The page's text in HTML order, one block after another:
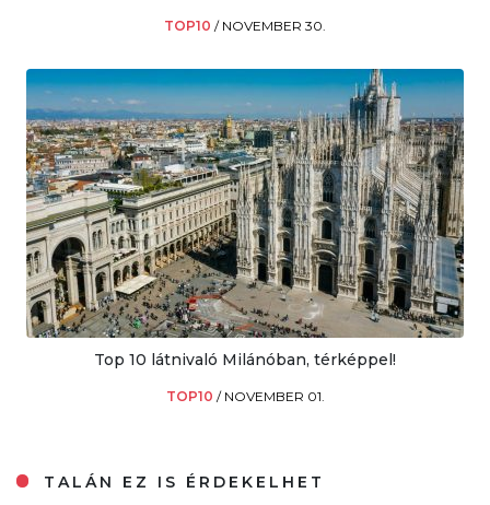
TOP10 / NOVEMBER 30.
Top 10 látnivaló Milánóban, térképpel!
TOP10 / NOVEMBER 01.
TALÁN EZ IS ÉRDEKELHET